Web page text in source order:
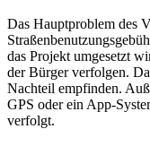
Das Hauptproblem des
das Projekt umgesetzt
der Bürger verfolgen.
Nachteil empfinden.
GPS oder ein App-
verfolgt.